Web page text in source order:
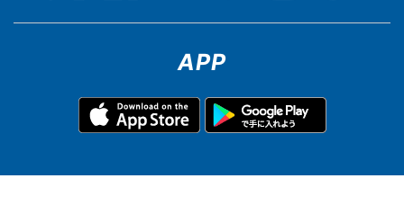
APP